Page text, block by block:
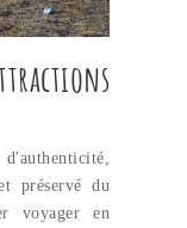
préservé du
voyager en